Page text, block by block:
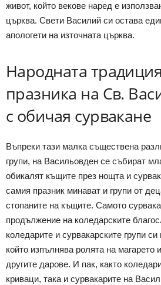
живот, който векове наред е
църква. Свети Василий си остава
апологети на източната църква.
Народната
празника на Св.
с обичая сурвакане
Въпреки тази малка съществена
групи, на Васильовден се събират
обикалят къщите през нощта и
самия празник минават и групи от
стопаните на къщите. Самото
продължение на коледарските
коледарите и сурвакарските групи
който изпълнява ролята на магарето
другите дарове. И пак, както
криваци, така и сурвакарите на